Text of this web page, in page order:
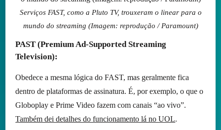
Serviços FAST, como a Pluto TV, trouxeram o linear para o
mundo do streaming (Imagem: reprodução / Paramount)
PAST (Premium Ad-Supported Streaming
Television):
Obedece a mesma lógica do FAST, mas geralmente fica
dentro de plataformas de assinatura. É, por exemplo, o que o
Globoplay e Prime Video fazem com canais “ao vivo”.
Também dei detalhes do funcionamento lá no UOL.